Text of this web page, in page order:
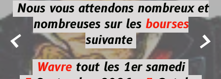
 
Nous vous attendons nombreux et
nombreuses sur les bourses
suivante
Wavretout les 1er samedi